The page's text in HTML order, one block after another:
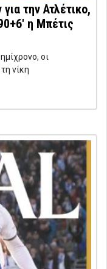
την Ατλέτικο,
η Μπέτις
οι
νίκη